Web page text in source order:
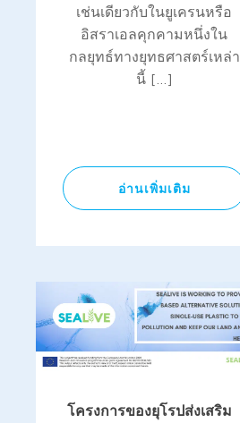
เช่นเดียวกับในยูเครนหรือ
อิสราเอลคุกคามหนึ่งใน
กลยุทธ์ทางยุทธศาสตร์เหล่า
นี้ […]
อ่านเพิ่มเติม
โครงการของยุโรปส่งเสริม